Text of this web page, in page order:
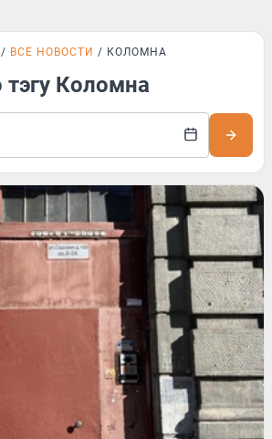
ВСЕ НОВОСТИ КОЛОМНА
Коломна